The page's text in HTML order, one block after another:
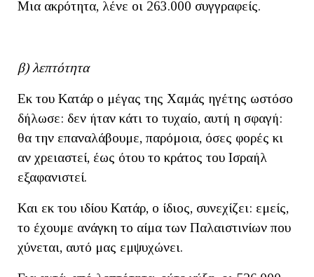
Μια ακρότητα, λένε οι 263.000 συγγραφείς.
β) λεπτότητα
Εκ του Κατάρ ο μέγας της Χαμάς ηγέτης ωστόσο
δήλωσε: δεν ήταν κάτι το τυχαίο, αυτή η σφαγή:
θα την επαναλάβουμε, παρόμοια, όσες φορές κι
αν χρειαστεί, έως ότου το κράτος του Ισραήλ
εξαφανιστεί.
Και εκ του ιδίου Κατάρ, ο ίδιος, συνεχίζει: εμείς,
το έχουμε ανάγκη το αίμα των Παλαιστινίων που
χύνεται, αυτό μας εμψυχώνει.